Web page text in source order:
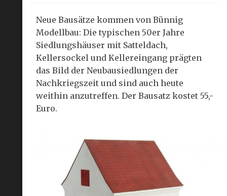
Neue Bausätze kommen von Bünnig
Modellbau: Die typischen 50er Jahre
Siedlungshäuser mit Satteldach,
Kellersockel und Kellereingang prägten
das Bild der Neubausiedlungen der
Nachkriegszeit und sind auch heute
weithin anzutreffen. Der Bausatz kostet 55,-
Euro.